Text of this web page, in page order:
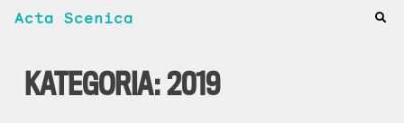
Acta Scenica
KATEGORIA:2019